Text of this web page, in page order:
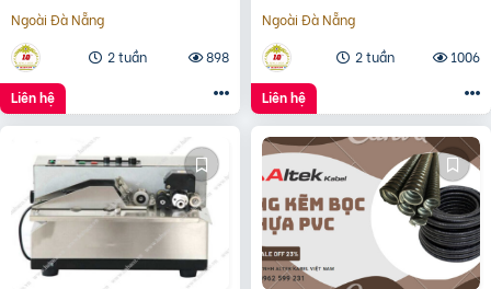
Ngoài Đà Nẵng
2 tuần
898
Liên hệ
Ngoài Đà Nẵng
2 tuần
1006
Liên hệ